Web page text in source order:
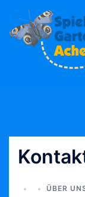
Inhalt
springen
ÜBER